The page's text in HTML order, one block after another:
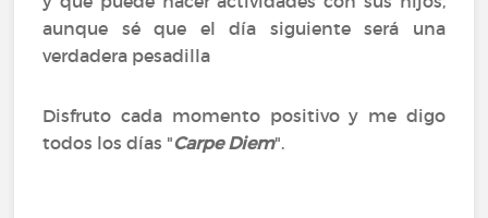
aunque sé que el día siguiente será una
verdadera pesadilla
Disfruto cada momento positivo y me digo
todos los días "Carpe Diem".